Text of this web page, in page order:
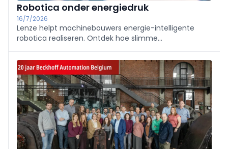
Robotica onder energiedruk
16/7/2026
Lenze helpt machinebouwers energie-intelligente
robotica realiseren. Ontdek hoe slimme
automatisering zorgen voor toekomstbestendige,
schaalbare machinebouw.